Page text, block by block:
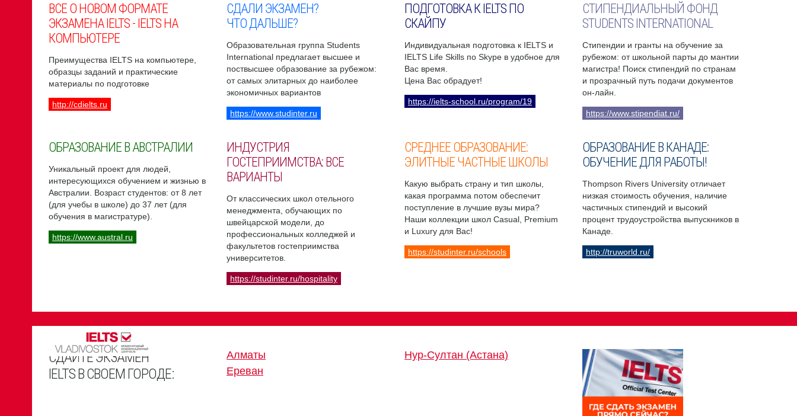
ВСЕ О НОВОМ ФОРМАТЕ
ЭКЗАМЕНА IELTS - IELTS НА
КОМПЬЮТЕРЕ
Преимущества IELTS на компьютере,
образцы заданий и практические
материалы по подготовке
http://cdielts.ru
СДАЛИ ЭКЗАМЕН?
ЧТО ДАЛЬШЕ?
Образовательная группа Students
International предлагает высшее и
поствысшее образование за рубежом:
от самых элитарных до наиболее
экономичных вариантов
https://www.studinter.ru
ПОДГОТОВКА К IELTS ПО
СКАЙПУ
Индивидуальная подготовка к IELTS и
IELTS Life Skills по Skype в удобное для
Вас время.
Цена Вас обрадует!
https://ielts-school.ru/program/19
СТИПЕНДИАЛЬНЫЙ ФОНД
STUDENTS INTERNATIONAL
Стипендии и гранты на обучение за
рубежом: от школьной парты до мантии
магистра! Поиск стипендий по странам
и прозрачный путь подачи документов
он-лайн.
https://www.stipendiat.ru/
ОБРАЗОВАНИЕ В АВСТРАЛИИ
Уникальный проект для людей,
интересующихся обучением и жизнью в
Австралии. Возраст студентов: от 8 лет
(для учебы в школе) до 37 лет (для
обучения в магистратуре).
https://www.austral.ru
ИНДУСТРИЯ
ГОСТЕПРИИМСТВА: ВСЕ
ВАРИАНТЫ
От классических школ отельного
менеджмента, обучающих по
швейцарской модели, до
профессиональных колледжей и
факультетов гостеприимства
университетов.
https://studinter.ru/hospitality
СРЕДНЕЕ ОБРАЗОВАНИЕ:
ЭЛИТНЫЕ ЧАСТНЫЕ ШКОЛЫ
Какую выбрать страну и тип школы,
какая программа потом обеспечит
поступление в лучшие вузы мира?
Наши коллекции школ Casual, Premium
и Luxury для Вас!
https://studinter.ru/schools
ОБРАЗОВАНИЕ В КАНАДЕ:
ОБУЧЕНИЕ ДЛЯ РАБОТЫ!
Thompson Rivers University отличает
низкая стоимость обучения, наличие
частичных стипендий и высокий
процент трудоустройства выпускников в
Канаде.
http://truworld.ru/
СДАЙТЕ ЭКЗАМЕН
IELTS В СВОЕМ ГОРОДЕ:
Алматы
Ереван
Нур-Султан (Астана)